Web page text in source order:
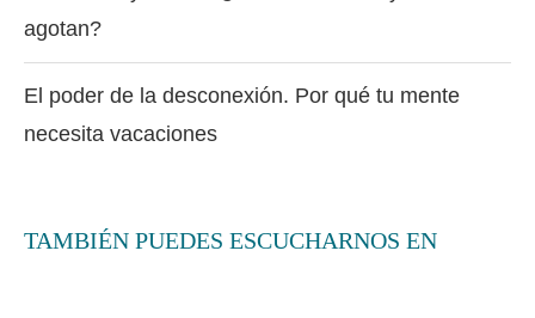
agotan?
El poder de la desconexión. Por qué tu mente
necesita vacaciones
TAMBIÉN PUEDES ESCUCHARNOS EN